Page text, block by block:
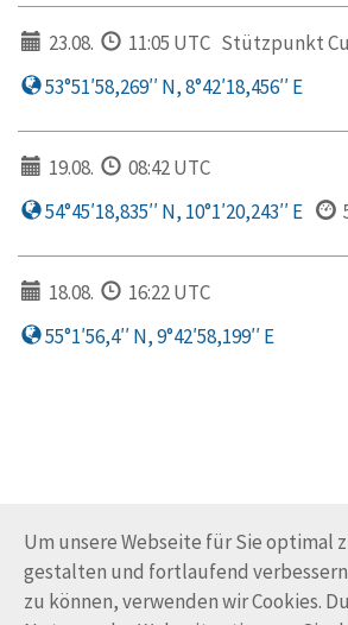
Um unsere Webseite für Sie optimal
gestalten und fortlaufend verbessern
zu können, verwenden wir Cookies.
23.08. 11:05 UTC Stützpunkt
53°51′58,269′′ N, 8°42′18,456′′ E
19.08.
08:42 UTC
54°45′18,835′′ N, 10°1′20,243′′ E
18.08.
16:22 UTC
55°1′56,4′′ N, 9°42′58,199′′ E
© Trans-Ocean e.V. 2010-2026
Nutzungsbedingungen